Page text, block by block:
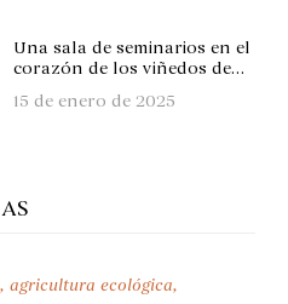
Una sala de seminarios en el
corazón de los viñedos de
15 de enero de 2025
agricultura ecológica